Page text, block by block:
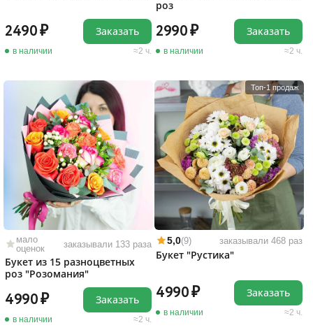
2490
в наличии 2 ч.
Заказать
роз
2990
в наличии 2 ч.
Заказать
мало
оценок
заказывали 133 раза
Букет из 15 разноцветных
роз "Розомания"
4990
в наличии 2 ч.
Заказать
Топ-1 продаж
5,0(9) заказывали 468 раз
Букет "Рустика"
4990
в наличии 2 ч.
Заказать